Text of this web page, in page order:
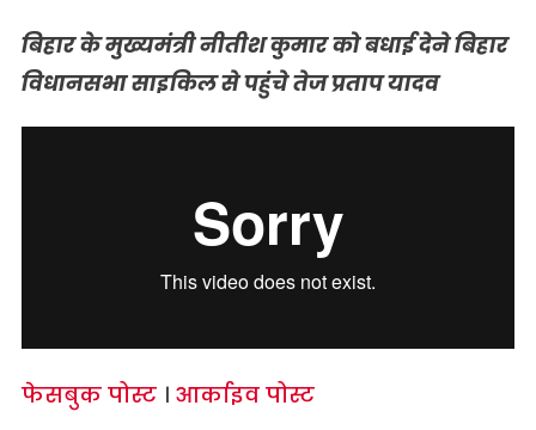
बिहारकेमुख्यमंत्रीनीतीशकुमारकोबधाईदेनेबिहार
विधानसभासाइकिलसेपहुंचेतेजप्रतापयादव
फेसबुक पोस्ट। आर्काइव पोस्ट